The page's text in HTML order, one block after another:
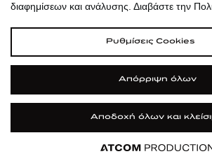
atticadps
διαφημίσεων και ανάλυσης. Διαβάστε την
Ρυθμίσεις Cookies
Απόρριψη όλων
Αποδοχή όλων και